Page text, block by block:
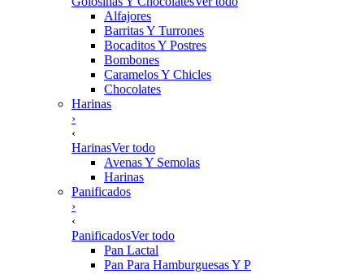
Alfajores
Barritas Y Turrones
Bocaditos Y Postres
Bombones
Caramelos Y Chicles
Chocolates
Harinas
›
‹
HarinasVer todo
Avenas Y Semolas
Harinas
Panificados
›
‹
PanificadosVer todo
Pan Lactal
Pan Para Hamburguesas Y P